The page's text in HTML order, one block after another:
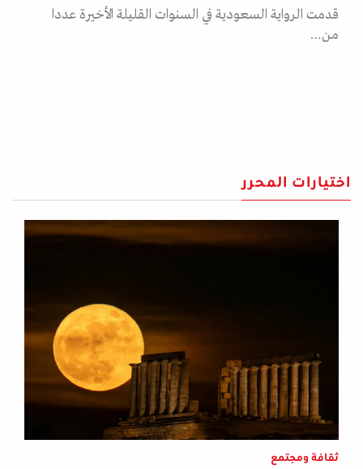
قدمت الرواية السعودية في السنوات القليلة الأخيرة عددا
من…
اختيارات المحرر
ثقافة ومجتمع